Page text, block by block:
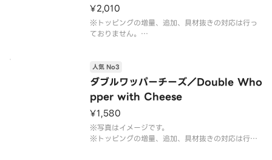
¥2,010
※トッピングの増量、追加、具材抜きの対応は行っ
ておりません。
ざいます。なお、商品の破損を防ぐため、フィルム
には空気穴がございます。
※写真はイメージです。
ダブルワッパーチーズ／Double Who
pper with Cheese
人気 No3
¥1,580
※写真はイメージです。
※トッピングの増量、追加、具材抜きの対応は行っ